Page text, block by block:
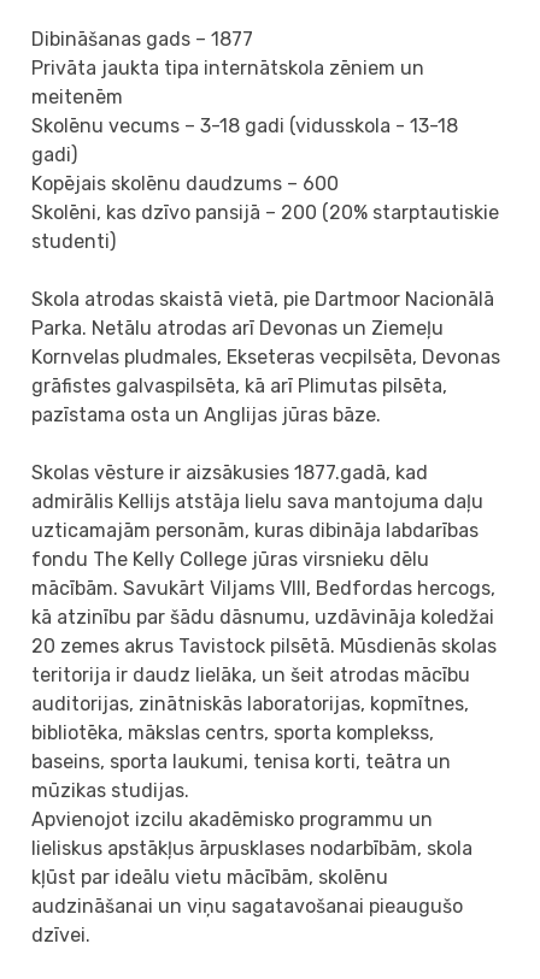
Dibināšanas gads – 1877
Privāta jaukta tipa internātskola zēniem un
meitenēm
Skolēnu vecums – 3-18 gadi (vidusskola - 13-18
gadi)
Kopējais skolēnu daudzums – 600
Skolēni, kas dzīvo pansijā – 200 (20% starptautiskie
studenti)
Skola atrodas skaistā vietā, pie Dartmoor Nacionālā
Parka. Netālu atrodas arī Devonas un Ziemeļu
Kornvelas pludmales, Ekseteras vecpilsēta, Devonas
grāfistes galvaspilsēta, kā arī Plimutas pilsēta,
pazīstama osta un Anglijas jūras bāze.
Skolas vēsture ir aizsākusies 1877.gadā, kad
admirālis Kellijs atstāja lielu sava mantojuma daļu
uzticamajām personām, kuras dibināja labdarības
fondu The Kelly College jūras virsnieku dēlu
mācībām. Savukārt Viljams VIII, Bedfordas hercogs,
kā atzinību par šādu dāsnumu, uzdāvināja koledžai
20 zemes akrus Tavistock pilsētā. Mūsdienās skolas
teritorija ir daudz lielāka, un šeit atrodas mācību
auditorijas, zinātniskās laboratorijas, kopmītnes,
bibliotēka, mākslas centrs, sporta komplekss,
baseins, sporta laukumi, tenisa korti, teātra un
mūzikas studijas.
Apvienojot izcilu akadēmisko programmu un
lieliskus apstākļus ārpusklases nodarbībām, skola
kļūst par ideālu vietu mācībām, skolēnu
audzināšanai un viņu sagatavošanai pieaugušo
dzīvei.